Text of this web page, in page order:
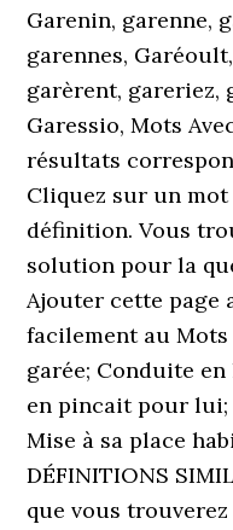
Garenin, garenne,
garennes,
garèrent, gareriez,
Garessio, Mots
résultats
Cliquez sur un
définition. Vous
solution pour la
Ajouter cette page
facilement au
garée; Conduite
en pincait pour lui;
Mise à sa place
DÉFINITIONS
que vous